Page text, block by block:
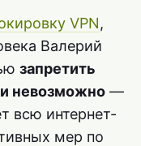
VPN,
Валерий
запретить
невозможно —
всю интернет-
мер по